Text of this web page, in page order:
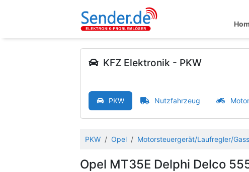
KFZ Elektronik - PKW
PKW Nutzfahrzeug
PKW Opel Motorsteuergerät/Laufregler/
Opel MT35E Delphi Delco